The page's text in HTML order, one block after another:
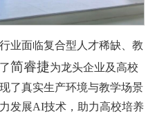
业面临复合型人才稀缺、教
简睿捷为龙头企业及高校
了真实生产环境与教学场景
发展AI技术，助力高校培养